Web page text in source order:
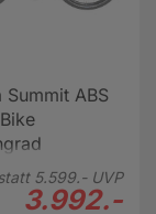
Summit ABS
28"
5.599.-UVP
3.992.-